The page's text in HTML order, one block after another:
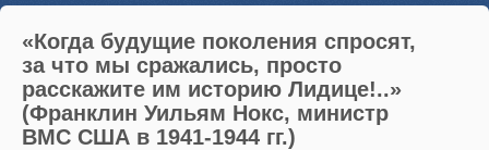
«Когда будущие поколения спросят,
за что мы сражались, просто
расскажите им историю Лидице!..»
(Франклин Уильям Нокс, министр
ВМС США в 1941-1944 гг.)